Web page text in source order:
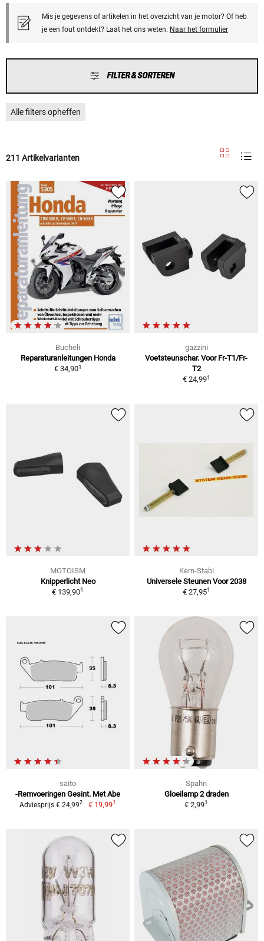
Mis je gegevens of artikelen in het overzicht van je motor? Of heb
je een fout ontdekt? Laat het ons weten. Naar het formulier
FILTER & SORTEREN
Alle filters opheffen
211 Artikelvarianten
Bucheli
Reparaturanleitungen Honda
€ 34,901
gazzini
Voetsteunschar. Voor Fr-T1/Fr-
T2
€ 24,991
MOTOISM
Knipperlicht Neo
€ 139,901
Kern-Stabi
Universele Steunen Voor 2038
€ 27,951
saito
-Remvoeringen Gesint. Met Abe
Adviesprijs € 24,992 € 19,991
Spahn
Gloeilamp 2 draden
€ 2,991